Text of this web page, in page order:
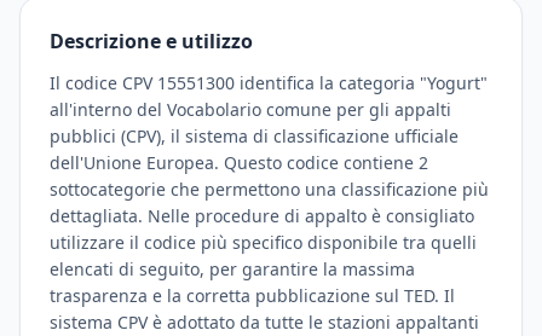
Descrizione e utilizzo
Il codice CPV 15551300 identifica la categoria "Yogurt"
all'interno del Vocabolario comune per gli appalti
pubblici (CPV), il sistema di classificazione ufficiale
dell'Unione Europea. Questo codice contiene 2
sottocategorie che permettono una classificazione più
dettagliata. Nelle procedure di appalto è consigliato
utilizzare il codice più specifico disponibile tra quelli
elencati di seguito, per garantire la massima
trasparenza e la corretta pubblicazione sul TED. Il
sistema CPV è adottato da tutte le stazioni appaltanti